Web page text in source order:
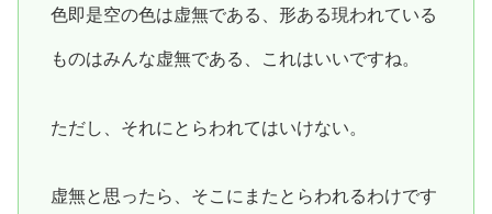
色即是空の色は虚無である、形ある現われている
ものはみんな虚無である、これはいいですね。
ただし、それにとらわれてはいけない。
虚無と思ったら、そこにまたとらわれるわけです